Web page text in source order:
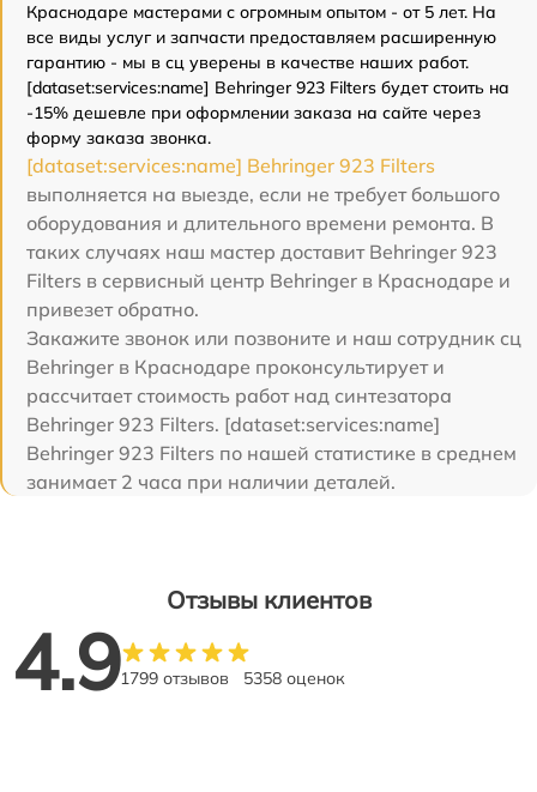
Краснодаре мастерами с огромным опытом - от 5 лет. На
все виды услуг и запчасти предоставляем расширенную
гарантию - мы в сц уверены в качестве наших работ.
[dataset:services:name] Behringer 923 Filters будет стоить на
-15% дешевле при оформлении заказа на сайте через
форму заказа звонка.
[dataset:services:name] Behringer 923 Filters
выполняется на выезде, если не требует большого
оборудования и длительного времени ремонта. В
таких случаях наш мастер доставит Behringer 923
Filters в сервисный центр Behringer в Краснодаре и
привезет обратно.
Закажите звонок или позвоните и наш сотрудник сц
Behringer в Краснодаре проконсультирует и
рассчитает стоимость работ над синтезатора
Behringer 923 Filters. [dataset:services:name]
Behringer 923 Filters по нашей статистике в среднем
занимает 2 часа при наличии деталей.
Отзывы клиентов
4.91799 отзывов 5358 оценок